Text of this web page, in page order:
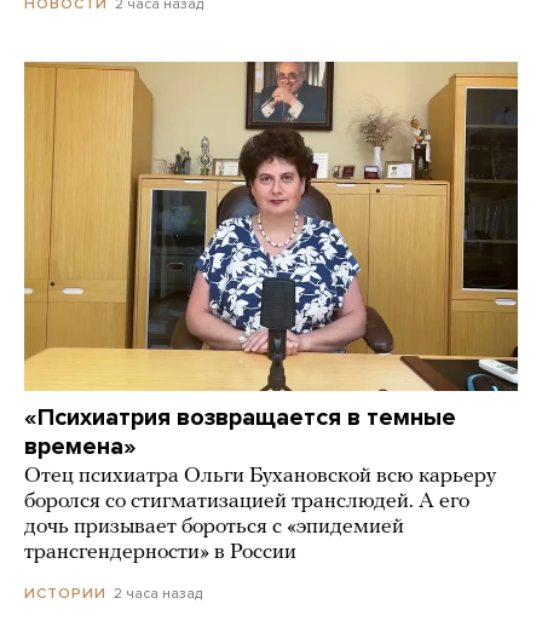
НОВОСТИ 2 часа назад
«Психиатрия возвращается в темные
времена»
Отец психиатра Ольги Бухановской всю карьеру
боролся со стигматизацией транслюдей. А его
дочь призывает бороться с «эпидемией
трансгендерности» в России
ИСТОРИИ 2 часа назад